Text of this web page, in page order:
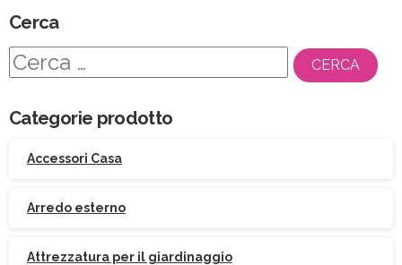
Cerca
Ricerca
Categorie prodotto
Accessori Casa
Arredo esterno
Attrezzatura per il giardinaggio